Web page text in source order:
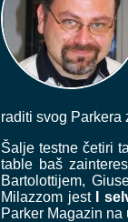
raditi svog Parkera
Šalje testne četiri
table baš
Bartolottijem,
Milazzom jest
I
Parker Magazin